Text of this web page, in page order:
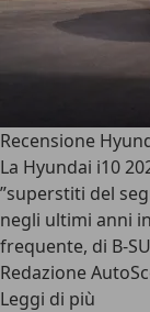
Recensione
La Hyundai i10
”superstiti del
negli ultimi anni
frequente, di B-
Redazione
Leggi di più